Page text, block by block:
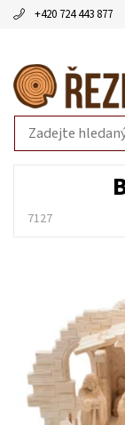
+420 724 443 877
7127